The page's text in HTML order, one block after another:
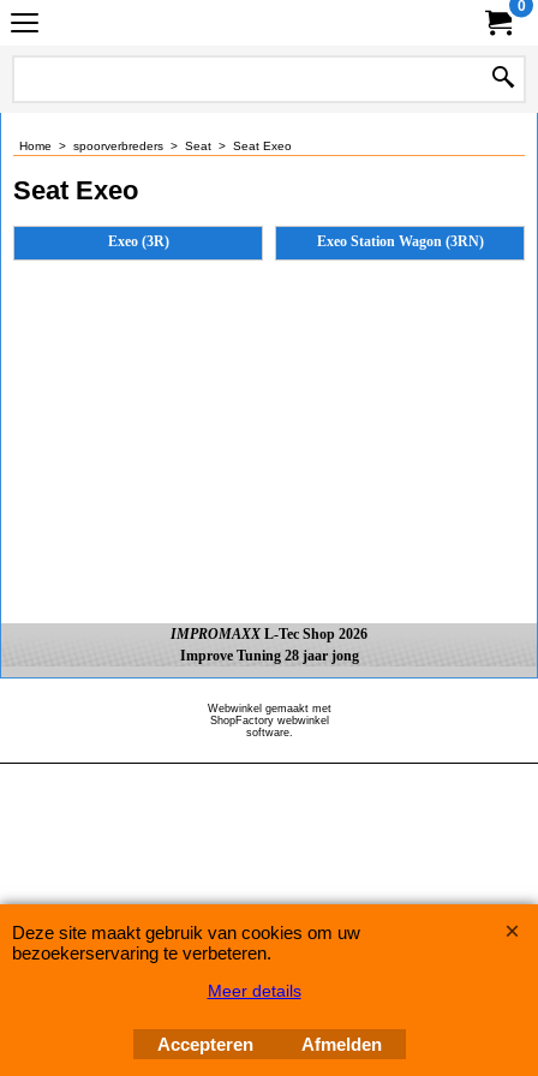
0
Home > spoorverbreders > Seat > Seat Exeo
Seat Exeo
Exeo (3R) Exeo Station Wagon (3RN)
IMPROMAXX L-Tec Shop 2026
Improve Tuning 28 jaar jong
Webwinkel gemaakt met
ShopFactory webwinkel
software.
Deze site maakt gebruik van cookies om uw
bezoekerservaring te verbeteren.
Meer details
Accepteren Afmelden